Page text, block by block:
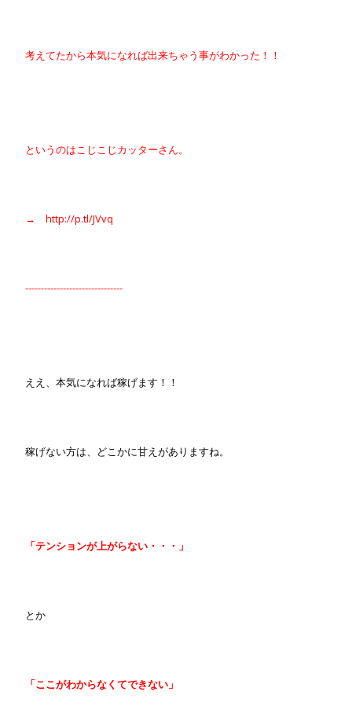
考えてたから本気になれば出来ちゃう事がわかった！！
というのはこじこじカッターさん。
→ http://p.tl/JVvq
-------------------------------
ええ、本気になれば稼げます！！
稼げない方は、どこかに甘えがありますね。
「テンションが上がらない・・・」
とか
「ここがわからなくてできない」